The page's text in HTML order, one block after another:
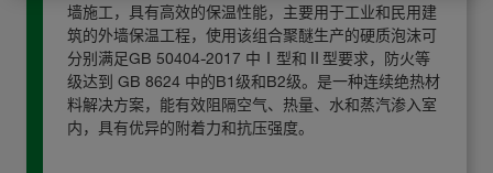
墙施工，具有高效的保温性能，主要用于工业和民用建
筑的外墙保温工程，使用该组合聚醚生产的硬质泡沫可
分别满足GB 50404-2017 中Ⅰ型和Ⅱ型要求，防火等
级达到 GB 8624 中的B1级和B2级。 是一种连续绝热材
料解决方案，能有效阻隔空气、热量、 水和蒸汽渗入室
内，具有优异的附着力和抗压强度。